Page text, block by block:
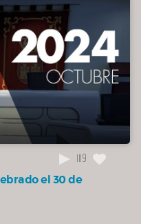
1119
el 30 de